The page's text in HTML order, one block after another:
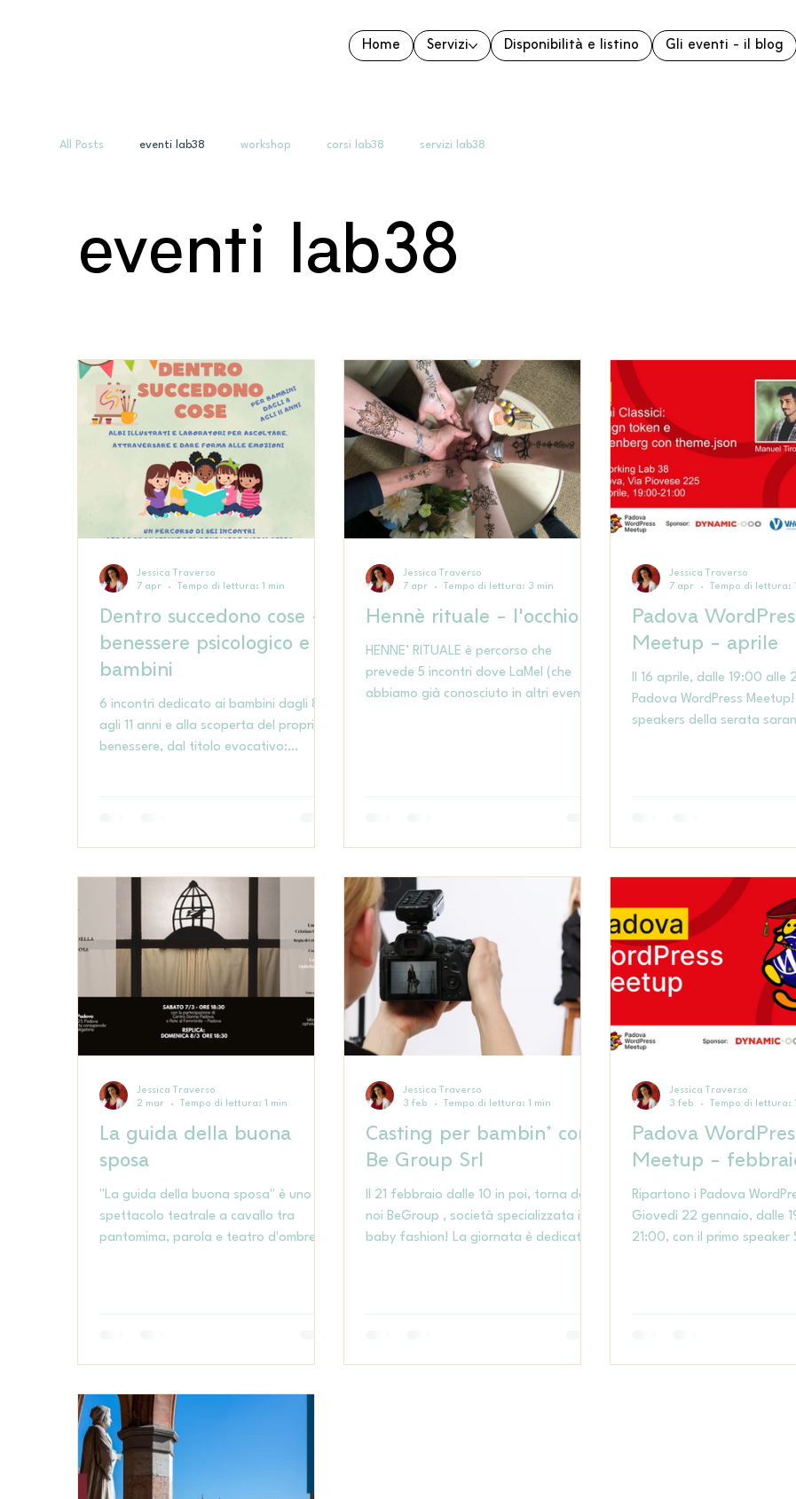
Home Servizi Disponibilità e listino Gli eventi - il blog
All Posts eventi lab38 workshop corsi lab38 servizi lab38
eventi lab38
Dentro succedono cose -
benessere psicologico e
bambini
6 incontri dedicato ai bambini dagli 8
agli 11 anni e alla scoperta del proprio
benessere, dal titolo evocativo:
sono tutte abitate dentro di noi. Con la
dott.ssa Francesca Polverino, psicologa
e psicoterapeuta sistemico-relazionale.
Jessica Traverso
7 apr
Tempo di lettura: 1 min
Hennè rituale - l'occhio
HENNE’ RITUALE è percorso che
prevede 5 incontri dove LaMel (che
abbiamo già conosciuto in altri eventi e
Jessica Traverso
7 apr
Tempo di lettura: 3 min
Padova
Meetup - aprile
Il 16 aprile, dalle 19:00 alle
Padova WordPress Meetup!.
speakers della serata
Jessica Traverso
7 apr
Tempo di lettura:
La guida della buona
sposa
"La guida della buona sposa" è uno
spettacolo teatrale a cavallo tra
pantomima, parola e teatro d'ombre
marzo dalle 18:30 alle 20:30 - nella
rappresentazione, sarà previsto un
momento di dibattito con le
associazioni presenti - Centro Donna
Padova e Rete al F
Jessica Traverso
2 mar
Tempo di lettura: 1 min
Casting per bambin* con
Be Group Srl
Il 21 febbraio dalle 10 in poi, torna da
noi BeGroup , società specializzata in
baby fashion! La giornata è dedicata
group.it - info@babyfashion.it
Jessica Traverso
3 feb
Tempo di lettura: 1 min
Padova
Meetup -
Ripartono i Padova
Giovedì 22 gennaio, dalle
21:00, con il primo speaker
Jessica Traverso
3 feb
Tempo di lettura: